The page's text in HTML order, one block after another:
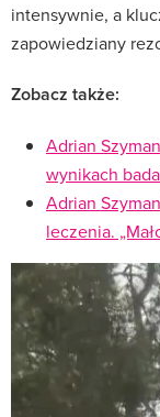
intensywnie, a
zapowiedziany
Zobacz także:
Adrian
wynikach
Adrian
leczenia.